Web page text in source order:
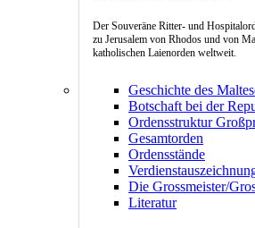
Der Souveräne Ritter- und
zu Jerusalem von Rhodos und von
katholischen Laienorden weltweit.
Geschichte des
Botschaft bei der
Ordensstruktur
Gesamtorden
Ordensstände
Die Grossmeister/
Literatur